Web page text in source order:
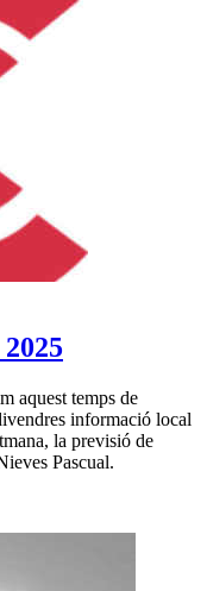
aquest temps de
informació local
la previsió de
Pascual.